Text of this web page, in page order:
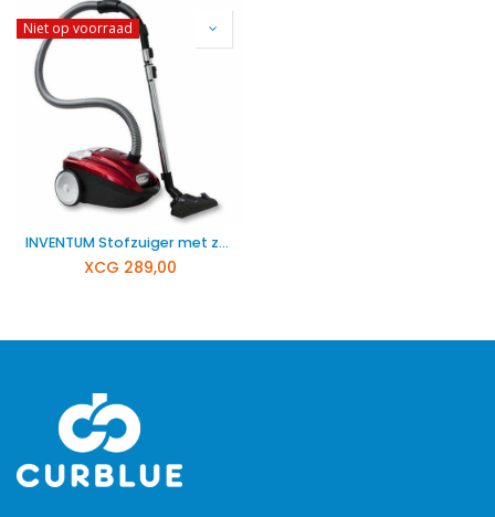
Niet op voorraad
INVENTUM Stofzuiger met zak ST306RZA
XCG 289,00